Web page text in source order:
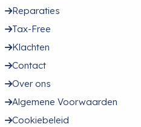
Reparaties
Tax-Free
Klachten
Contact
Over ons
Algemene Voorwaarden
Cookiebeleid